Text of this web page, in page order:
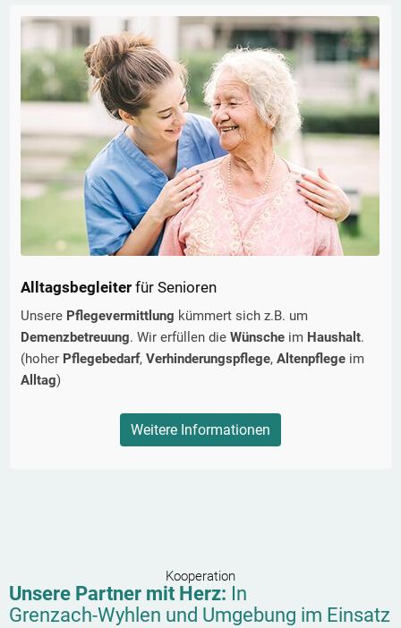
Alltagsbegleiter für Senioren
Unsere Pflegevermittlung kümmert sich z.B. um
Demenzbetreuung. Wir erfüllen die Wünsche im Haushalt.
(hoher Pflegebedarf, Verhinderungspflege, Altenpflege im
Alltag)
Weitere Informationen
Kooperation
Unsere Partner mit Herz: In
Grenzach-Wyhlen und Umgebung im Einsatz